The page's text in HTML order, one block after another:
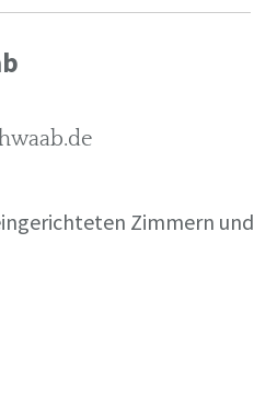
Zimmern und